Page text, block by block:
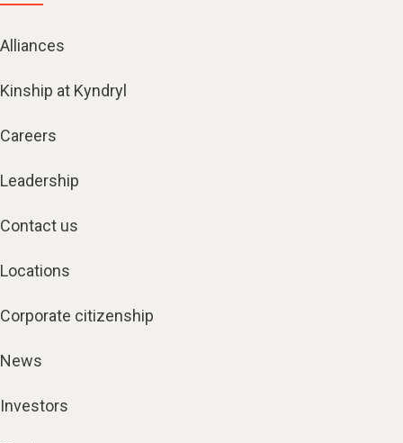
Alliances
Kinship at Kyndryl
Careers
Leadership
Contact us
Locations
Corporate citizenship
News
Investors